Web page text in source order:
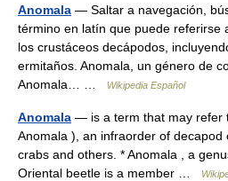
Anomala — Saltar a navegación,
término en latín que puede referirse
los crustáceos decápodos,
ermitaños. Anomala, un género de
Anomala… …
Wikipedia Español
Anomala — is a term that may refer
Anomala ), an infraorder of
crabs and others. * Anomala , a
Oriental beetle is a member …